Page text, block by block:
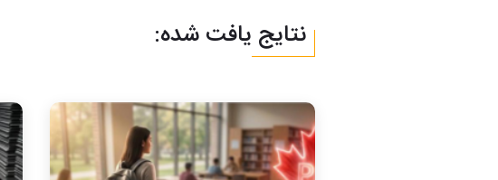
نتایج یافت شده: